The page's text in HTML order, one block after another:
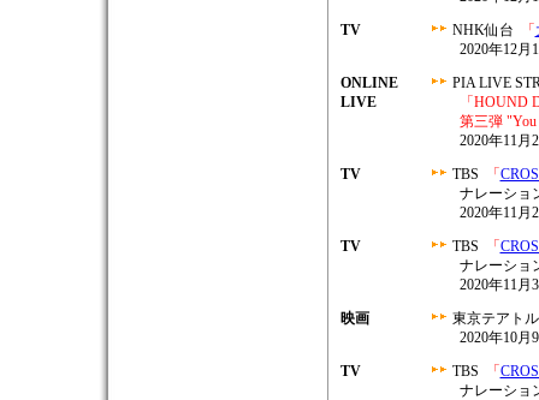
TV
NHK仙台 「
2020年12月
ONLINE
LIVE
PIA LIVE
「HOUND
第三弾 "You
2020年11月
TV
TBS 「
ナレーショ
2020年11月
TV
TBS 「
ナレーショ
2020年11月
映画
東京テアト
2020年10
TV
TBS 「
ナレーショ